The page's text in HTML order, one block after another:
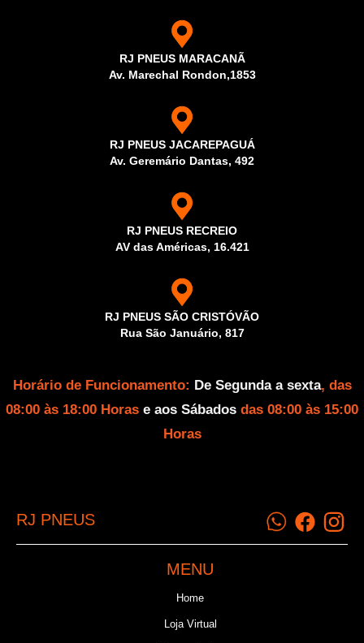
RJ PNEUS MARACANÃ
Av. Marechal Rondon,1853
RJ PNEUS JACAREPAGUÁ
Av. Geremário Dantas, 492
RJ PNEUS RECREIO
AV das Américas, 16.421
RJ PNEUS SÃO CRISTÓVÃO
Rua São Januário, 817
Horário de Funcionamento: De Segunda a sexta, das
08:00 às 18:00 Horas e aos Sábados das 08:00 às 15:00
Horas
RJ PNEUS
MENU
Home
Loja Virtual